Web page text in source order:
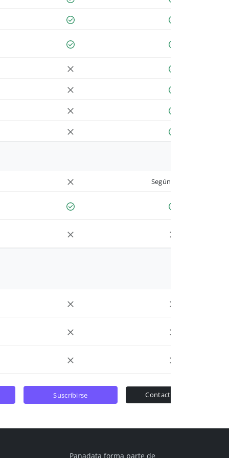
Según cuenta
suscribirse contactar ventas
Panadata forma parte de